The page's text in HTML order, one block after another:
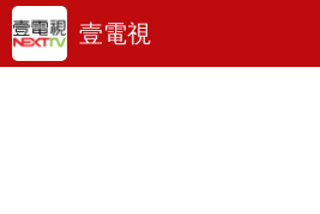
壹電視